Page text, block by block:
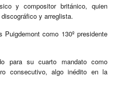
y compositor británico, quien
y arreglista.
como 130º presidente
para su cuarto mandato como
consecutivo, algo inédito en la